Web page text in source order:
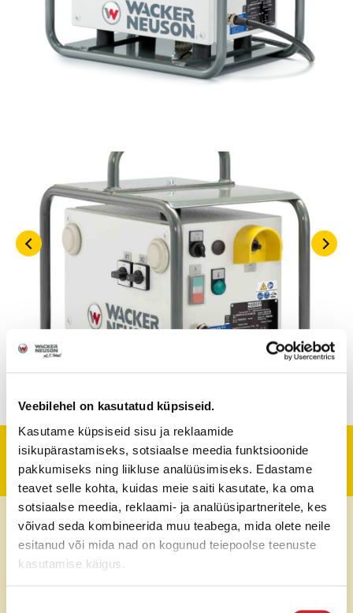
Veebilehel on kasutatud küpsiseid.
Kasutame küpsiseid sisu ja reklaamide
isikupärastamiseks, sotsiaalse meedia funktsioonide
pakkumiseks ning liikluse analüüsimiseks. Edastame
teavet selle kohta, kuidas meie saiti kasutate, ka oma
sotsiaalse meedia, reklaami- ja analüüsipartneritele, kes
võivad seda kombineerida muu teabega, mida olete neile
esitanud või mida nad on kogunud teiepoolse teenuste
kasutamise käigus.
MEIST
KONTAKT
Tehniline informatsioon
Sagedus 50-60 Hz
Nimivool